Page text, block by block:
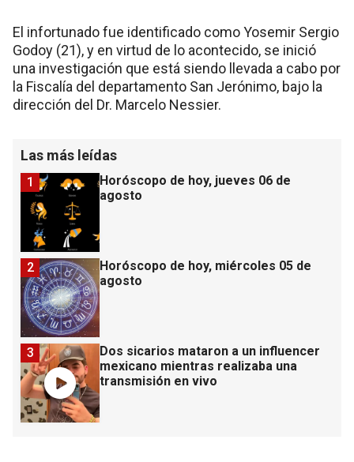
El infortunado fue identificado como Yosemir Sergio
Godoy (21), y en virtud de lo acontecido, se inició
una investigación que está siendo llevada a cabo por
la Fiscalía del departamento San Jerónimo, bajo la
dirección del Dr. Marcelo Nessier.
Las más leídas
Horóscopo de hoy, jueves 06 de
agosto
1
Horóscopo de hoy, miércoles 05 de
agosto
2
Dos sicarios mataron a un influencer
mexicano mientras realizaba una
transmisión en vivo
3